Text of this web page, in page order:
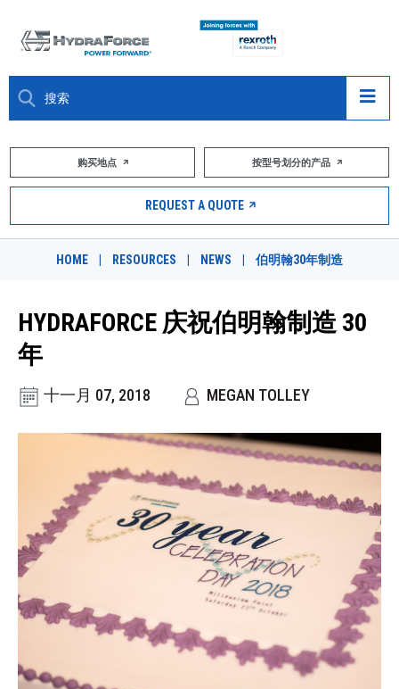
大约关于
市场
职业
DESIGN TOOLS
CONTACT
按型号划分的产品
REQUEST A QUOTE
购买地点 按型号划分的产品
REQUEST A QUOTE
HOME RESOURCES NEWS 伯明翰30年制造
HYDRAFORCE 庆祝伯明翰制造 30
年
十一月 07, 2018 MEGAN TOLLEY